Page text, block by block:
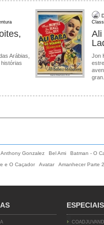
Arábias,
Ali
Jon
Anthony Gonzalez Bel Ami
Batman - O
e O Caçador Avatar Amanhecer Parte 2
ESPECIAIS